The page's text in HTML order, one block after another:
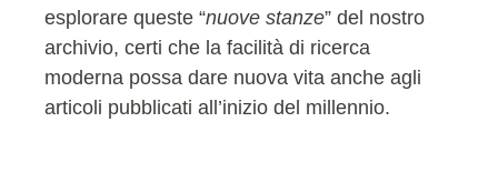
esplorare queste “nuove stanze” del nostro
archivio, certi che la facilità di ricerca
moderna possa dare nuova vita anche agli
articoli pubblicati all’inizio del millennio.